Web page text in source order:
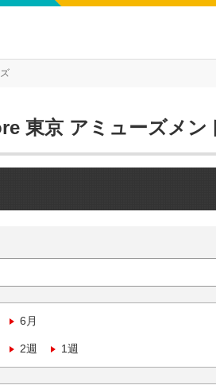
東京 アミューズメン
6月
2週 1週